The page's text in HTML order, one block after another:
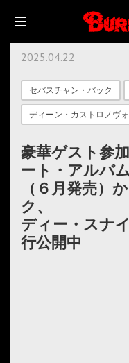
2025.04.22
セバスチャン・バック
ディーン・カストロノヴォ
豪華ゲスト参
ート・アルバ
（６月発売）
ク、
ディー・スナ
行公開中